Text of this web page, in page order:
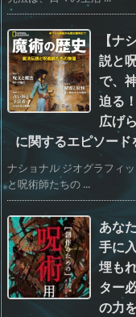
【ナ
説と
で、
迫る
広げ
に関するエピソー
ナショナル ジオグラフィ
と呪術師たちの ...
あな
手に
埋も
ター
の力